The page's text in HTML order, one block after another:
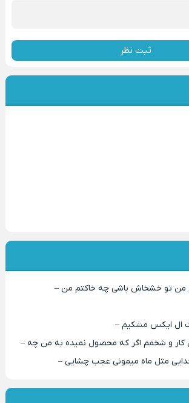
ثبت نظر
من تو خشخاش باشی چه خاکتم من –
ال ایکس مشکیم –
کار و شخمم اگر که محصول نمیده به من چه –
مثل ماه میمونی عجب چشایی –